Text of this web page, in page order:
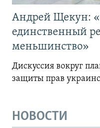
Андрей Щекун:
единственный
меньшинство»
Дискуссия вокруг
защиты прав
НОВОСТИ